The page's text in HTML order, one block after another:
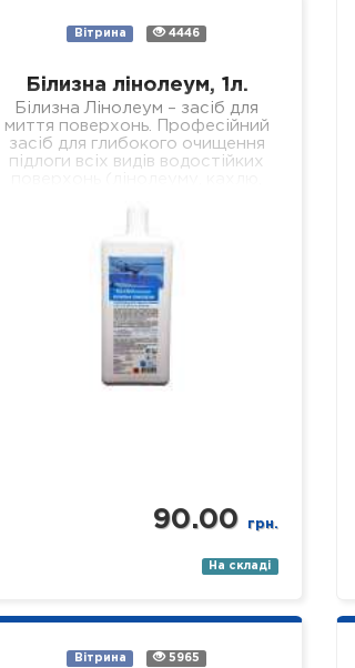
Вітрина 4446
Білизна лінолеум, 1л.
Білизна Лінолеум – засіб для
миття поверхонь. Професійний
засіб для глибокого очищення
підлоги всіх видів водостійких
нетоногенні…
90.00 грн.
На складі
Вітрина 5965